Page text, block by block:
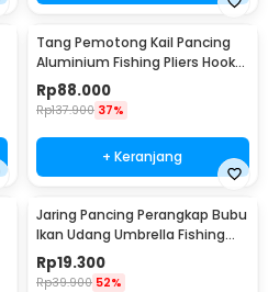
Tang Pemotong Kail Pancing
Aluminium Fishing Pliers Hook
Remover
Rp88.000
Rp137.900 37%
+ Keranjang
Jaring Pancing Perangkap Bubu
Ikan Udang Umbrella Fishing
Net 5 Hole
Rp19.300
Rp39.900 52%